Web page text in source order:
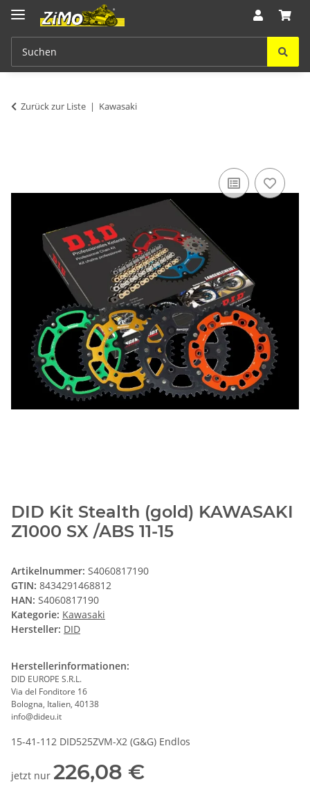
Zurück zur Liste Kawasaki
DID Kit Stealth (gold) KAWASAKI
Z1000 SX /ABS 11-15
Artikelnummer: S4060817190
GTIN: 8434291468812
HAN: S4060817190
Kategorie: Kawasaki
Hersteller: DID
Herstellerinformationen:
DID EUROPE S.R.L.
Via del Fonditore 16
Bologna, Italien, 40138
info@dideu.it
15-41-112 DID525ZVM-X2 (G&G) Endlos
jetzt nur 226,08 €